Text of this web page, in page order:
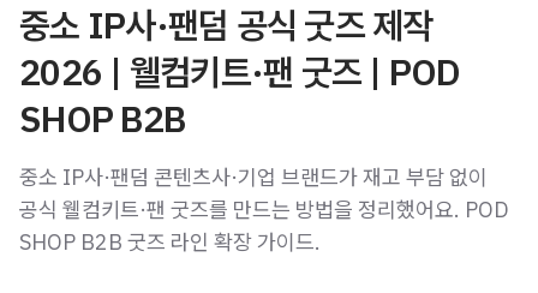
중소 IP사·팬덤 공식 굿즈 제작
2026 | 웰컴키트·팬 굿즈 | POD
SHOP B2B
중소 IP사·팬덤 콘텐츠사·기업 브랜드가 재고 부담 없이
공식 웰컴키트·팬 굿즈를 만드는 방법을 정리했어요. POD
SHOP B2B 굿즈 라인 확장 가이드.